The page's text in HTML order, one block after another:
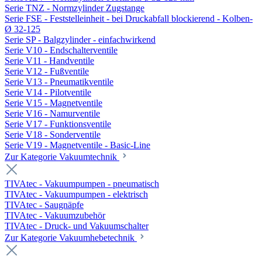
Serie TNZ - Normzylinder Zugstange
Serie FSE - Feststelleinheit - bei Druckabfall blockierend - Kolben-
Ø 32-125
Serie SP - Balgzylinder - einfachwirkend
Serie V10 - Endschalterventile
Serie V11 - Handventile
Serie V12 - Fußventile
Serie V13 - Pneumatikventile
Serie V14 - Pilotventile
Serie V15 - Magnetventile
Serie V16 - Namurventile
Serie V17 - Funktionsventile
Serie V18 - Sonderventile
Serie V19 - Magnetventile - Basic-Line
Zur Kategorie Vakuumtechnik
TIVAtec - Vakuumpumpen - pneumatisch
TIVAtec - Vakuumpumpen - elektrisch
TIVAtec - Saugnäpfe
TIVAtec - Vakuumzubehör
TIVAtec - Druck- und Vakuumschalter
Zur Kategorie Vakuumhebetechnik